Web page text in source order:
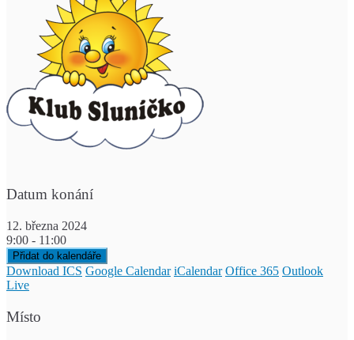
Datum konání
12. března 2024
9:00 - 11:00
Přidat do kalendáře
Download ICS Google Calendar iCalendar Office 365 Outlook
Live
Místo